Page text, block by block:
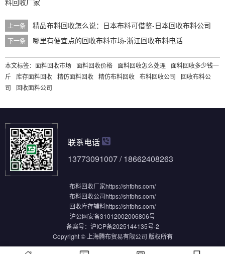
料回收厂家
上一条 精品布料回收怎么说：日本布料可借鉴-日本回收布料公司
下一条 哪里有便宜点的回收布料市场-浙江回收布料电话
本文标签： 面料回收市场 面料回收价格 面料回收怎么处理 面料回收多少钱一
斤
库存面料回收 精仿面料回收 精仿布料回收 布料回收公司
回收布料公
司
回收面料公司
联系电话
13773091007 / 18662408263
布料回收厂家https://shtbhs.com/
布料回收公司https://shtbhs.com/
回收库存辅料https://shtbhs.com/
沪公网安备31012002006806号
备案号： 沪ICP备2025144135号-2
Copyright © 上海腾布贸易有限公司 版权所有